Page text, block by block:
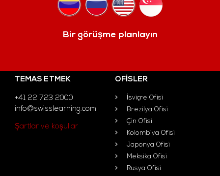
Bir görüşme planlayın
TEMAS ETMEK
+41 22 723 2000
info@swisslearning.com
Şartlar ve koşullar
OFISLER
İsviçre Ofisi
Brezilya Ofisi
Çin Ofisi
Kolombiya Ofisi
Japonya Ofisi
Meksika Ofisi
Rusya Ofisi